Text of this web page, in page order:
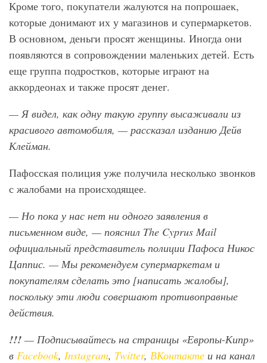
Кроме того, покупатели жалуются на попрошаек,
которые донимают их у магазинов и супермаркетов.
В основном, деньги просят женщины. Иногда они
появляются в сопровождении маленьких детей. Есть
еще группа подростков, которые играют на
аккордеонах и также просят денег.
— Я видел, как одну такую группу высаживали из
красивого автомобиля, — рассказал изданию Дейв
Клейман.
Пафосская полиция уже получила несколько звонков
с жалобами на происходящее.
— Но пока у нас нет ни одного заявления в
письменном виде, — пояснил The Cyprus Mail
официальный представитель полиции Пафоса Никос
Цаппис. — Мы рекомендуем супермаркетам и
покупателям сделать это [написать жалобы],
поскольку эти люди совершают противоправные
действия.
!!! — Подписывайтесь на страницы «Европы-Кипр»
в Facebook, Instagram, Twitter, ВКонтакте и на канал